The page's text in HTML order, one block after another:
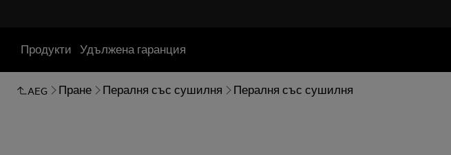
Продукти Удължена гаранция
AEG Пране Пералня със сушилня Пералня със сушилня